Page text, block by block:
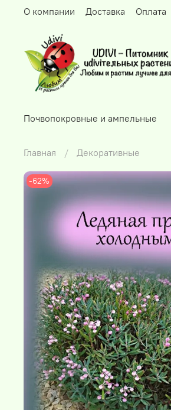
О компании Доставка Оплата
Почвопокровные и ампельные
Главная Декоративные
-62%